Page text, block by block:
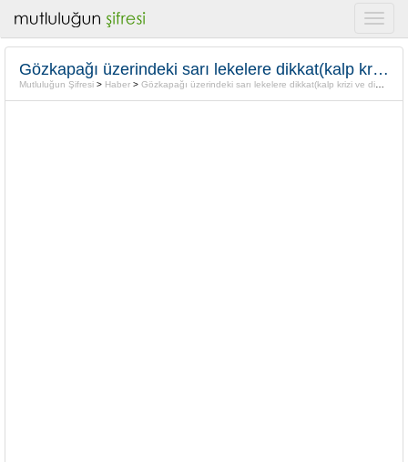
Gözkapağı üzerindeki sarı lekelere dikkat(kalp krizi ve diger hastalıkların habercisi olabilir)
Mutluluğun Şifresi > Haber > Gözkapağı üzerindeki sarı lekelere dikkat(kalp krizi ve diger hastalıkların habercisi olabilir)